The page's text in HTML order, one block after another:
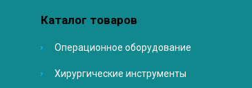
Каталог товаров
Операционное оборудование
Хирургические инструменты